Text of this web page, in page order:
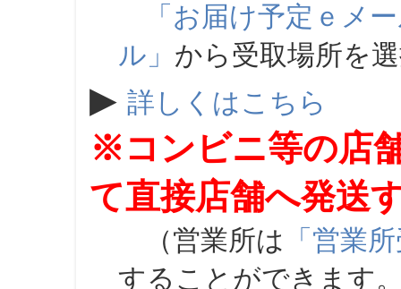
「お届け予定ｅメ
ル」 から受取場所を
▶ 詳しくはこちら
※コンビニ等の店
て直接店舗へ発送
（営業所は 「営業
することができます